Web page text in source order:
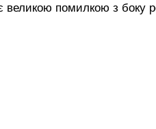
великою помилкою з боку